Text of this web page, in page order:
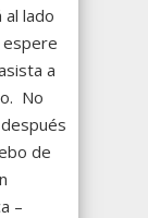
al lado
espere
a
No
de
–